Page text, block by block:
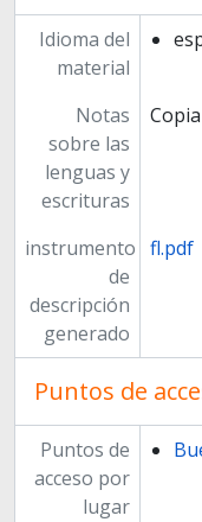
Idioma del
material
Notas
sobre las
lenguas y
escrituras
instrumento
de
descripción
generado
fl.pdf
Puntos de
Puntos de
acceso por
lugar